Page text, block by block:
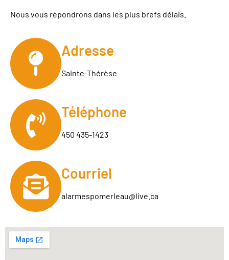
Nous vous répondrons dans les plus brefs délais.
Adresse
Sainte-Thérèse
Téléphone
450 435-1423
Courriel
alarmespomerleau@live.ca